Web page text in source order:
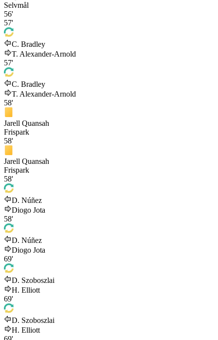
Selvmål
56'
57'
C. Bradley
T. Alexander-Arnold
57'
C. Bradley
T. Alexander-Arnold
58'
Jarell Quansah
Frispark
58'
Jarell Quansah
Frispark
58'
D. Núñez
Diogo Jota
58'
D. Núñez
Diogo Jota
69'
D. Szoboszlai
H. Elliott
69'
D. Szoboszlai
H. Elliott